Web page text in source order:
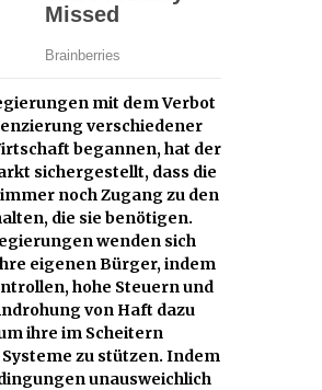
mit dem Verbot
verschiedener
begannen, hat der
sichergestellt, dass die
noch Zugang zu den
die sie benötigen.
wenden sich
eigenen Bürger, indem
hohe Steuern und
von Haft dazu
ihre im Scheitern
zu stützen. Indem
unausweichlich